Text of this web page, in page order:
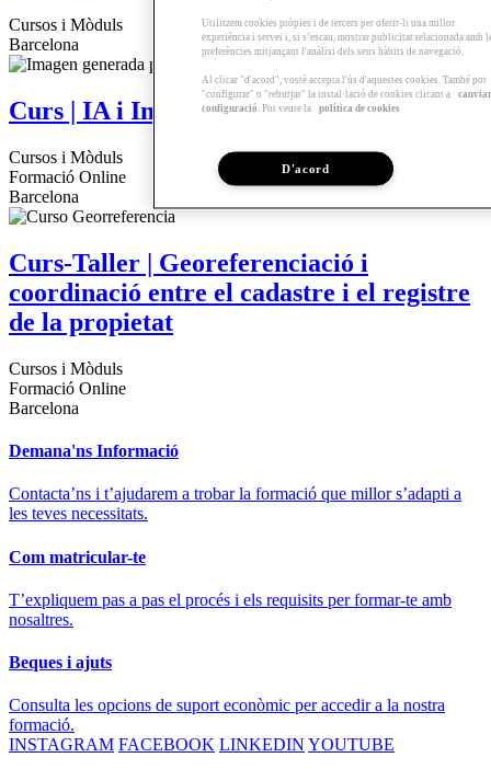
Cursos i Mòduls
Barcelona
Curs | IA i Imatge generativa
Cursos i Mòduls
Formació Online
Barcelona
Curs-Taller | Georeferenciació i
coordinació entre el cadastre i el registre
de la propietat
Cursos i Mòduls
Formació Online
Barcelona
Demana'ns Informació
Contacta’ns i t’ajudarem a trobar la formació que millor s’adapti a
les teves necessitats.
Com matricular-te
T’expliquem pas a pas el procés i els requisits per formar-te amb
nosaltres.
Beques i ajuts
Consulta les opcions de suport econòmic per accedir a la nostra
formació.
INSTAGRAM FACEBOOK LINKEDIN YOUTUBE
Utilitzem cookies pròpies i de tercers per oferir-li una millor
experiència i servei i, si s’escau, mostrar publicitat relacionada amb
preferències mitjançant l'anàlisi dels seus hàbits de navegació.
Al clicar "d'acord", vostè accepta l'ús d'aquestes cookies. També pot
"configurar" o "rebutjar" la instal·lació de cookies clicant a
canviar
configuració . Pot veure la política de cookies
D'acord